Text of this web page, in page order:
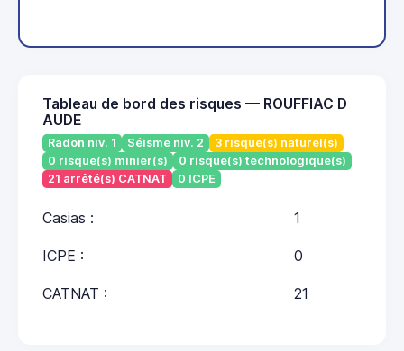
Tableau de bord des risques — ROUFFIAC D
AUDE
Radon niv. 1 Séisme niv. 2
3 risque(s) naturel(s)
0 risque(s) minier(s)
0 risque(s) technologique(s)
21 arrêté(s) CATNAT
0 ICPE
Casias : 1
ICPE : 0
CATNAT : 21